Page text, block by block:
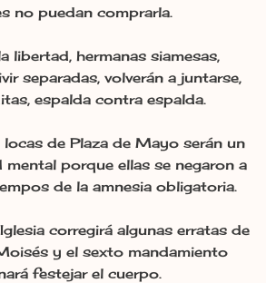
no puedan comprarla.
libertad, hermanas siamesas,
separadas, volverán a juntarse,
espalda contra espalda.
de Plaza de Mayo serán un
mental porque ellas se negaron a
de la amnesia obligatoria.
corregirá algunas erratas de
y el sexto mandamiento
festejar el cuerpo.